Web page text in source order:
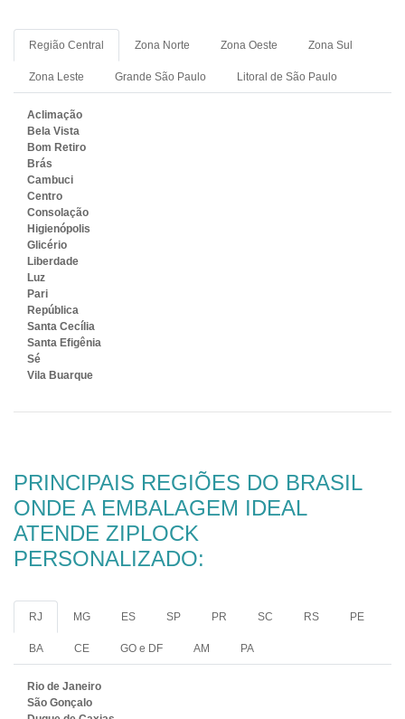
Região Central Zona Norte Zona Oeste Zona Sul
Zona Leste Grande São Paulo Litoral de São Paulo
Aclimação
Bela Vista
Bom Retiro
Brás
Cambuci
Centro
Consolação
Higienópolis
Glicério
Liberdade
Luz
Pari
República
Santa Cecília
Santa Efigênia
Sé
Vila Buarque
PRINCIPAIS REGIÕES DO BRASIL
ONDE A EMBALAGEM IDEAL
ATENDE ZIPLOCK
PERSONALIZADO:
RJ MG ES SP PR SC RS PE
BA CE GO e DF AM PA
Rio de Janeiro
São Gonçalo